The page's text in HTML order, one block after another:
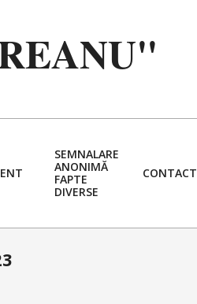
SEMNALARE
ANONIMĂ
FAPTE
DIVERSE
CONTACT